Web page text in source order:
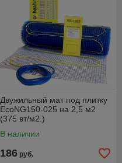
Двужильный мат под плитку
EcoNG150-025 на 2,5 м2
(375 вт/м2.)
В наличии
186 руб.